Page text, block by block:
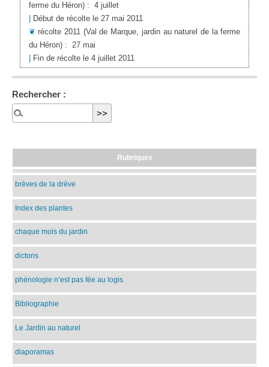
ferme du Héron): 4 juillet
Début de récolte le 27 mai 2011
❦récolte 2011 (Val de Marque, jardin au naturel de la ferme
du Héron): 27 mai
Fin de récolte le 4 juillet 2011
Rechercher :
Rubriques
brèves de la drève
Index des plantes
chaque mois du jardin
dictons
phénologie n’est pas fée au logis
Bibliographie
Le Jardin au naturel
diaporamas